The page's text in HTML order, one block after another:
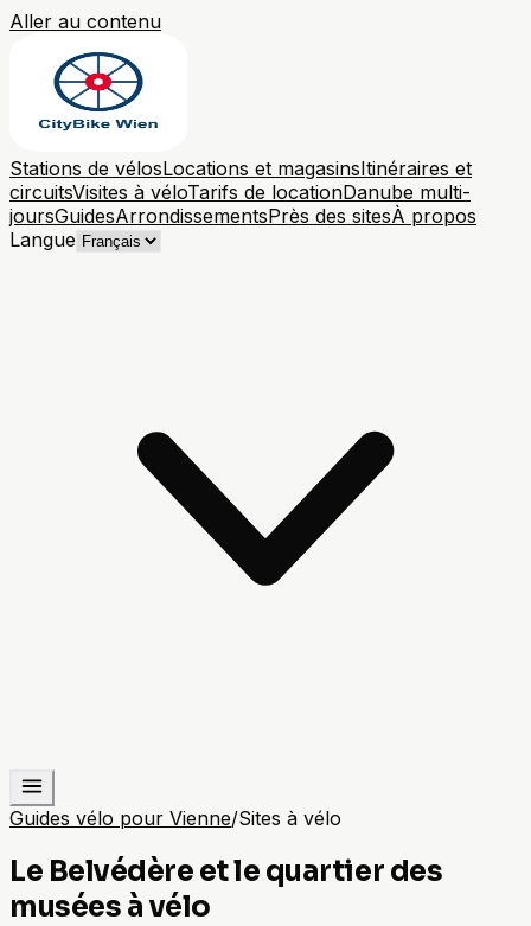
Aller au contenu
Stations de vélosLocations et magasinsItinéraires et
circuitsVisites à véloTarifs de locationDanube multi-
joursGuidesArrondissementsPrès des sitesÀ propos
Langue
Guides vélo pour Vienne/Sites à vélo
Le Belvédère et le quartier des
musées à vélo